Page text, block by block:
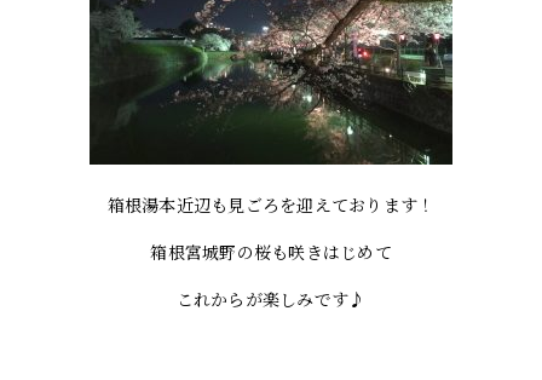
箱根湯本近辺も見ごろを迎えております！
箱根宮城野の桜も咲きはじめて
これからが楽しみです♪